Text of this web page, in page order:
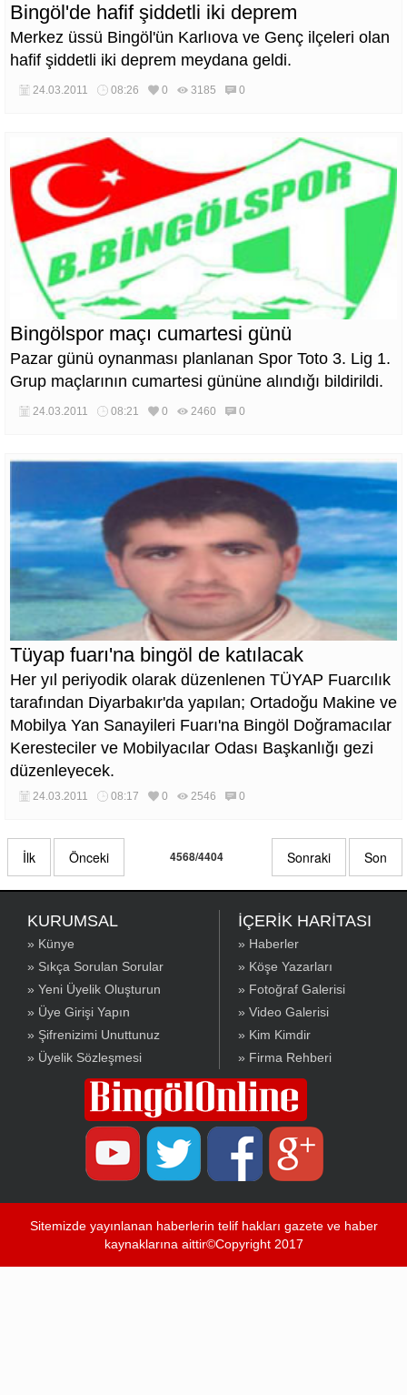
Bingöl'de hafif şiddetli iki deprem
Merkez üssü Bingöl'ün Karlıova ve Genç ilçeleri olan
hafif şiddetli iki deprem meydana geldi.
24.03.2011 08:26 0 3185 0
Bingölspor maçı cumartesi günü
Pazar günü oynanması planlanan Spor Toto 3. Lig 1.
Grup maçlarının cumartesi gününe alındığı bildirildi.
24.03.2011 08:21 0 2460 0
Tüyap fuarı'na bingöl de katılacak
Her yıl periyodik olarak düzenlenen TÜYAP Fuarcılık
tarafından Diyarbakır'da yapılan; Ortadoğu Makine ve
Mobilya Yan Sanayileri Fuarı'na Bingöl Doğramacılar
Keresteciler ve Mobilyacılar Odası Başkanlığı gezi
düzenleyecek.
24.03.2011 08:17 0 2546 0
İlk Önceki 4568/4404 Sonraki Son
KURUMSAL
» Künye
» Sıkça Sorulan Sorular
» Yeni Üyelik Oluşturun
» Üye Girişi Yapın
» Şifrenizimi Unuttunuz
» Üyelik Sözleşmesi
İÇERİK HARİTASI
» Haberler
» Köşe Yazarları
» Fotoğraf Galerisi
» Video Galerisi
» Kim Kimdir
» Firma Rehberi
Sitemizde yayınlanan haberlerin telif hakları gazete ve haber
kaynaklarına aittir©Copyright 2017